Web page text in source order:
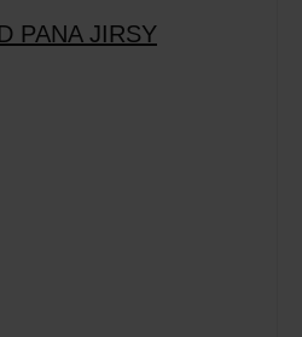
PANA JIRSY